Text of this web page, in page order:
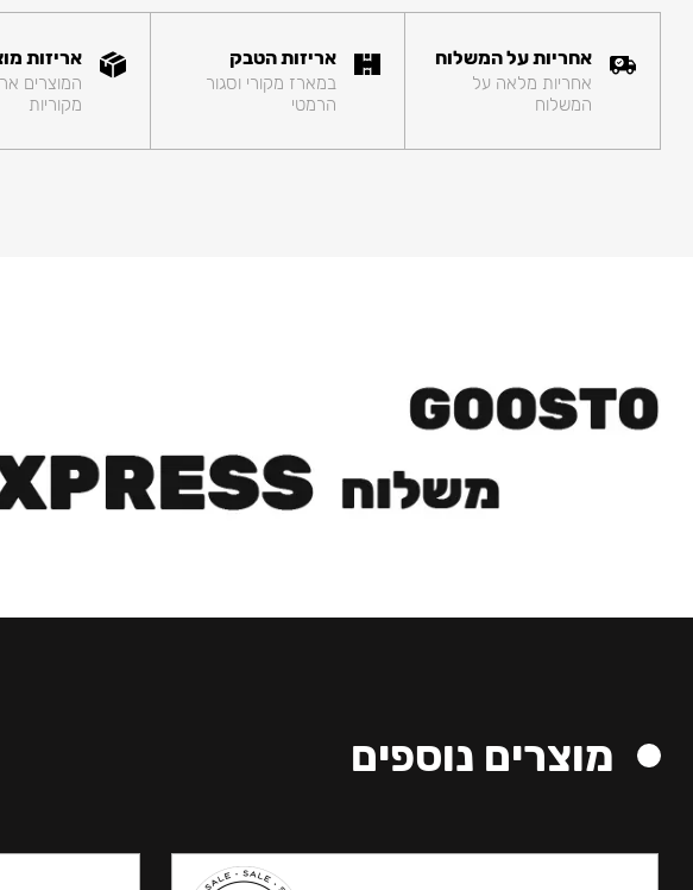
אחריות על המשלוח
אחריות מלאה על
המשלוח
אריזות הטבק
במארז מקורי וסגור
הרמטי
אריזות
המוצרים
מקוריות
מוצרים נוספים